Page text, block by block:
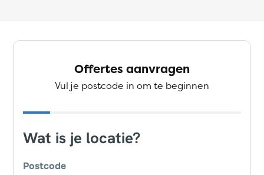
Offertes aanvragen
Vul je postcode in om te beginnen